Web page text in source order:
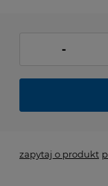
-
zapytaj o produkt